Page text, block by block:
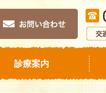
診療案内